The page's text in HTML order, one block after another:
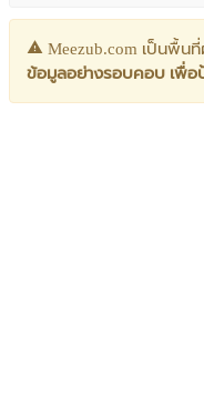
Meezub.com เป็นพื้น
ข้อมูลอย่างรอบคอบ เพื่